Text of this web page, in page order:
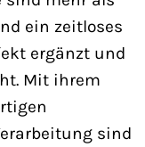
ein zeitloses
ergänzt und
Mit ihrem
sind